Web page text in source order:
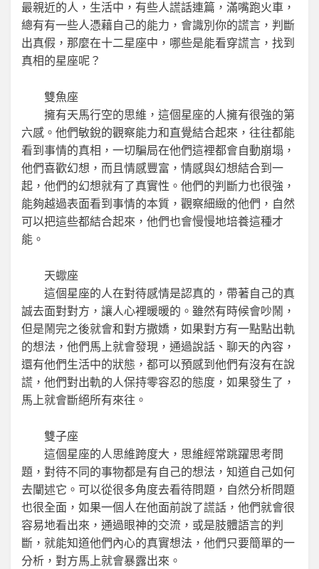
最親近的人，生活中，有些人謊話連篇，滿嘴跑火車，
總有有一些人憑藉自己的能力，會識別你的謊言，判斷
出真假，那麼在十二星座中，哪些是能看穿謊言，找到
真相的星座呢？
雙魚座
擁有天馬行空的思維，這個星座的人擁有很強的第
六感。他們敏銳的觀察能力和直覺結合起來，往往都能
看到事情的真相，一切騙局在他們這裡都會自動崩塌，
他們喜歡幻想，而且情感豐富，情感與幻想結合到一
起，他們的幻想就有了真實性。他們的判斷力也很強，
能夠越過表面看到事情的本質，觀察細緻的他們，自然
可以把這些都結合起來，他們也會慢慢地培養這種才
能。
天蠍座
這個星座的人在對待感情是認真的，帶著自己的真
誠去面對對方，讓人心裡暖暖的。雖然有時候會吵鬧，
但是鬧完之後就會和對方撒嬌，如果對方有一點點出軌
的想法，他們馬上就會發現，通過說話、聊天的內容，
還有他們生活中的狀態，都可以預感到他們有沒有在說
謊，他們對出軌的人保持零容忍的態度，如果發生了，
馬上就會斷絕所有來往。
雙子座
這個星座的人思維跨度大，思維經常跳躍思考問
題，對待不同的事物都是有自己的想法，知道自己如何
去闡述它。可以從很多角度去看待問題，自然分析問題
也很全面，如果一個人在他面前說了謊話，他們就會很
容易地看出來，通過眼神的交流，或是肢體語言的判
斷，就能知道他們內心的真實想法，他們只要簡單的一
分析，對方馬上就會暴露出來。